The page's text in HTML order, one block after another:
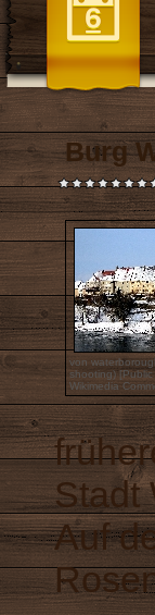
Burg
von
shooting)
Wikimedia
Stadt
Auf